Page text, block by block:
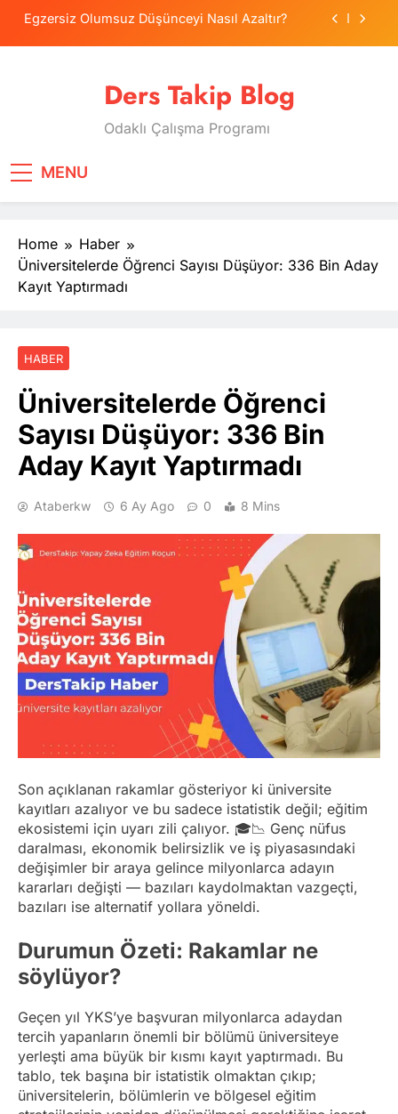
SkipEgzersiz Olumsuz Düşünceyi Nasıl Azaltır?
Tercih Stresinde Veliler Çocuğa Nasıl Destek
Tekrarlama Zorlantısı: Neden Geçmişi
Egzersiz Olumsuz Düşünceyi Nasıl Azaltır?
Psikolojide Sistematik Duyarsızlaştırma
Tercih Stresinde Veliler Çocuğa Nasıl Destek
Olur?
Ders Takip Blog
Odaklı Çalışma Programı
MENU
Home
Haber
Üniversitelerde Öğrenci Sayısı Düşüyor: 336 Bin Aday
Kayıt Yaptırmadı
HABER
Üniversitelerde Öğrenci
Sayısı Düşüyor: 336 Bin
Aday Kayıt Yaptırmadı
Ataberkw 6 Ay Ago 0 8 Mins
Son açıklanan rakamlar gösteriyor ki üniversite
kayıtları azalıyor ve bu sadece istatistik değil; eğitim
ekosistemi için uyarı zili çalıyor. 🎓📉 Genç nüfus
daralması, ekonomik belirsizlik ve iş piyasasındaki
değişimler bir araya gelince milyonlarca adayın
kararları değişti — bazıları kaydolmaktan vazgeçti,
bazıları ise alternatif yollara yöneldi.
Durumun Özeti: Rakamlar ne
söylüyor?
Geçen yıl YKS’ye başvuran milyonlarca adaydan
tercih yapanların önemli bir bölümü üniversiteye
yerleşti ama büyük bir kısmı kayıt yaptırmadı. Bu
tablo, tek başına bir istatistik olmaktan çıkıp;
üniversitelerin, bölümlerin ve bölgesel eğitim